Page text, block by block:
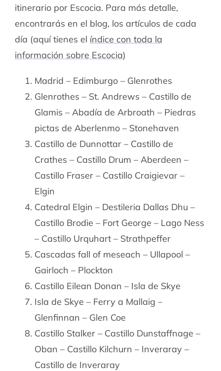
itinerario por Escocia. Para más detalle,
encontrarás en el blog, los artículos de cada
día (aquí tienes el índice con toda la
información sobre Escocia)
Madrid – Edimburgo – Glenrothes
Glenrothes – St. Andrews – Castillo de
Glamis – Abadía de Arbroath – Piedras
pictas de Aberlenmo – Stonehaven
Castillo de Dunnottar – Castillo de
Crathes – Castillo Drum – Aberdeen –
Castillo Fraser – Castillo Craigievar –
Elgin
Catedral Elgin – Destileria Dallas Dhu –
Castillo Brodie – Fort George – Lago Ness
– Castillo Urquhart – Strathpeffer
Cascadas fall of meseach – Ullapool –
Gairloch – Plockton
Castillo Eilean Donan – Isla de Skye
Isla de Skye – Ferry a Mallaig –
Glenfinnan – Glen Coe
Castillo Stalker – Castillo Dunstaffnage –
Oban – Castillo Kilchurn – Inveraray –
Castillo de Inveraray